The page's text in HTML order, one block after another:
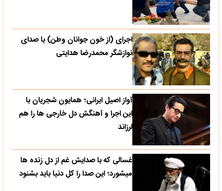
اجرای (از خون جوانان وطن) با صدای
نوازشگر محمدرضا هدایتی
آواز اصیل ایرانی؛ همایون شجریان با
این اجرا و آهنگش دل خارجی ها را هم
لرزاند
غسالی که با صدایش غم از دل زنده ها
میشورد؛ این صدا را کل دنیا باید بشنود